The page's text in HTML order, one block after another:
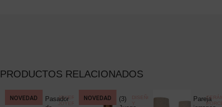
PRODUCTOS RELACIONADOS
,
NOVEDAD
Pasador
JOYERÍA
JOYERÍA
NOVEDAD
(3)
DISEÑO
Y
Pareja